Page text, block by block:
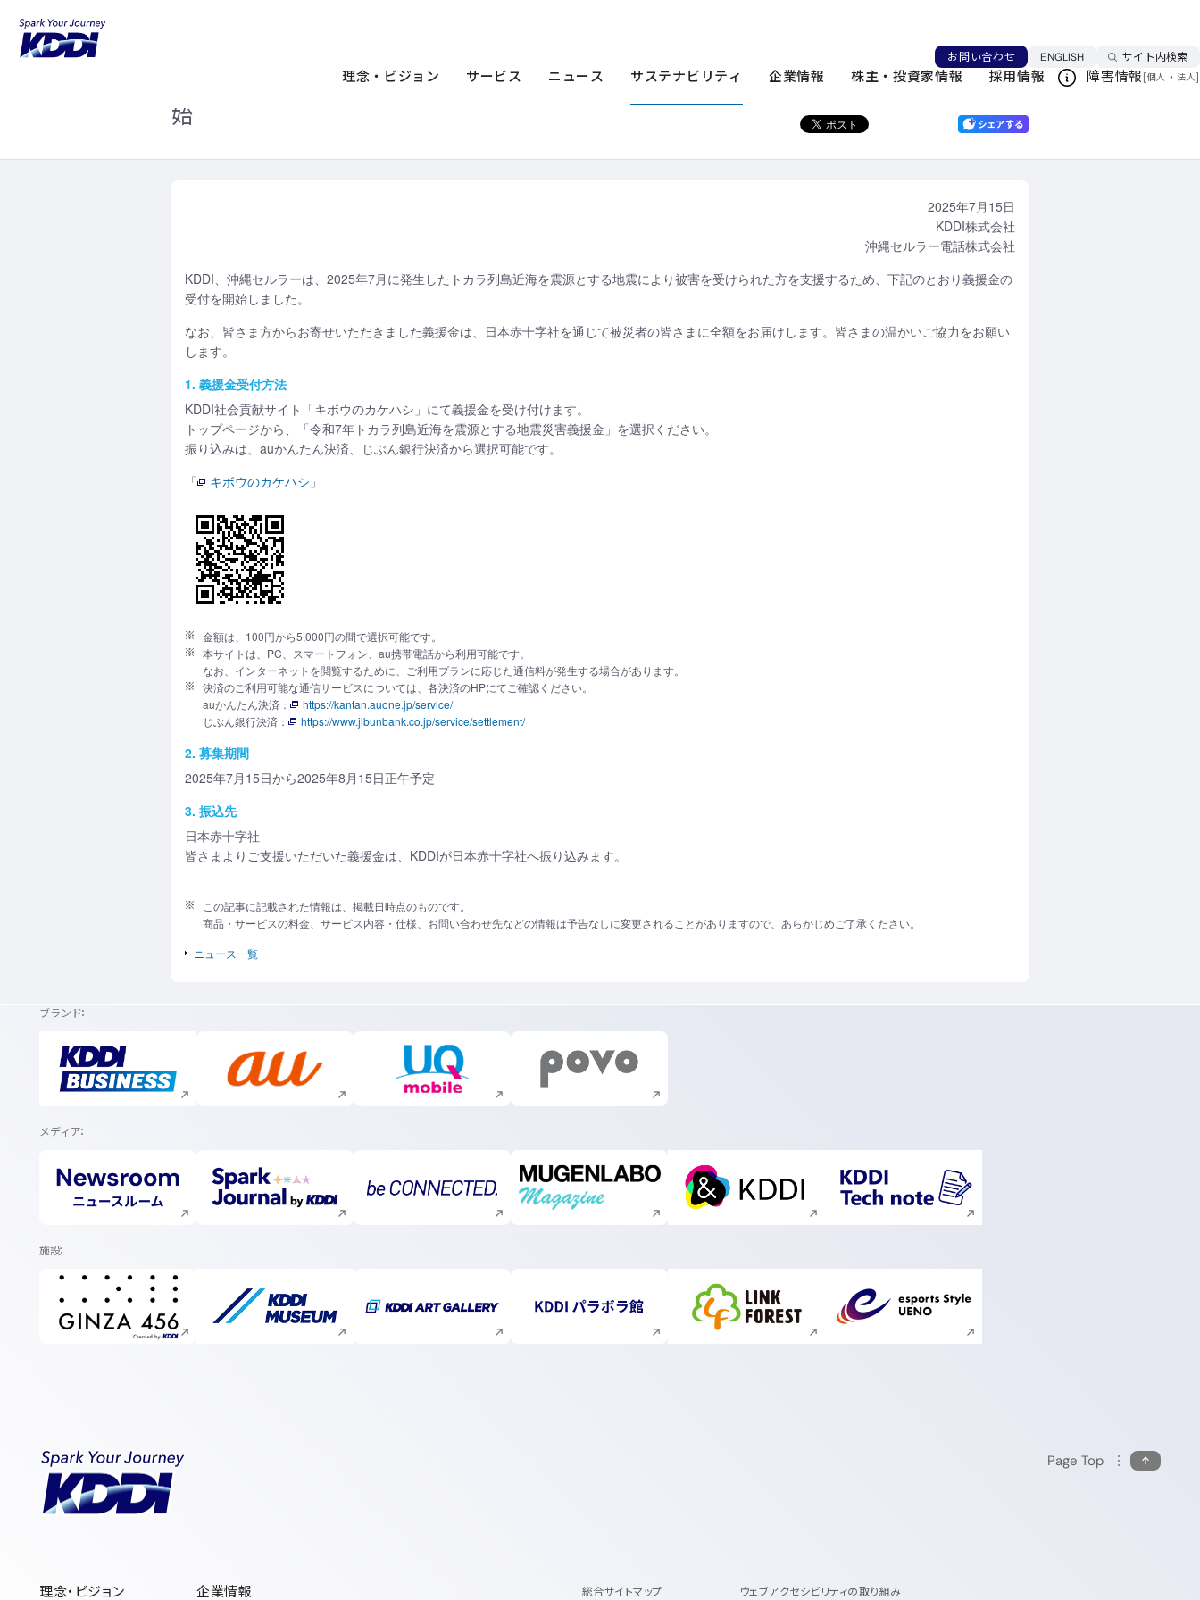
お問い合わせ ENGLISH言語を切り替える
サイト内検索
理念・ビジョン サービス ニュース サステナビリティ 企業情報 株主・投資家情報 採用情報 障害情報[個人 ・ 法人]
令和7年トカラ列島近海を震源とする地震災害義援金受付を開
始
ニュース一覧
2025年7月15日
KDDI株式会社
沖縄セルラー電話株式会社
KDDI、沖縄セルラーは、2025年7月に発生したトカラ列島近海を震源とする地震により被害を受けられた方を支援するため、下記のとおり義援金の
受付を開始しました。
なお、皆さま方からお寄せいただきました義援金は、日本赤十字社を通じて被災者の皆さまに全額をお届けします。皆さまの温かいご協力をお願い
します。
1. 義援金受付方法
KDDI社会貢献サイト「キボウのカケハシ」にて義援金を受け付けます。
トップページから、「令和7年トカラ列島近海を震源とする地震災害義援金」を選択ください。
振り込みは、auかんたん決済、じぶん銀行決済から選択可能です。
「
キボウのカケハシ 」
金額は、100円から5,000円の間で選択可能です。
本サイトは、PC、スマートフォン、au携帯電話から利用可能です。
なお、インターネットを閲覧するために、ご利用プランに応じた通信料が発生する場合があります。
決済のご利用可能な通信サービスについては、各決済のHPにてご確認ください。
auかんたん決済：
https://kantan.auone.jp/service/
じぶん銀行決済：
https://www.jibunbank.co.jp/service/settlement/
2. 募集期間
2025年7月15日から2025年8月15日正午予定
3. 振込先
日本赤十字社
皆さまよりご支援いただいた義援金は、KDDIが日本赤十字社へ振り込みます。
この記事に記載された情報は、掲載日時点のものです。
商品・サービスの料金、サービス内容・仕様、お問い合わせ先などの情報は予告なしに変更されることがありますので、あらかじめご了承ください。
ニュース一覧
ブランド
新規ウィンドウで開く 新規ウィンドウで開く 新規ウィンドウで開く 新規ウィンドウで開く
メディア
新規ウィンドウで開く 新規ウィンドウで開く 新規ウィンドウで開く 新規ウィンドウで開く 新規ウィンドウで開く 新規ウィンドウで開く
施設
新規ウィンドウで開く 新規ウィンドウで開く 新規ウィンドウで開く 新規ウィンドウで開く 新規ウィンドウで開く 新規ウィンドウで開く
理念・ビジョン 企業情報 総合サイトマップ ウェブアクセシビリティの取り組み
Page Top